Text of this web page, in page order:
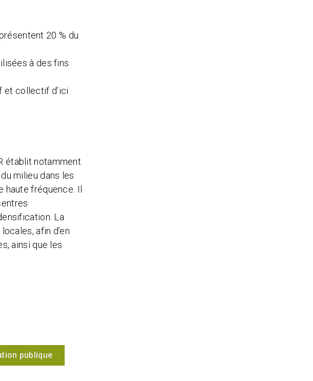
20 % du
à des fins
et collectif d’ici
établit notamment
milieu dans les
fréquence. Il
La
afin d’en
ainsi que les
publique